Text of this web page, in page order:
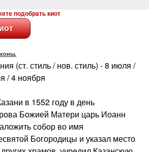
подобрать киот
(ст. стиль / нов. стиль) - 8 июля /
/ 4 ноября
в 1552 году в день
Божией Матери царь Иоанн
собор во имя
Богородицы и указал место